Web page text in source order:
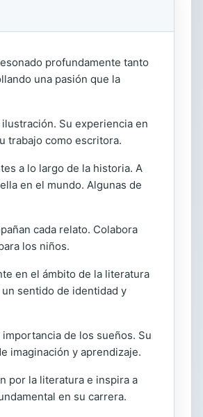
profundamente tanto
una pasión que la
Su experiencia en
trabajo como escritora.
a lo largo de la historia. A
en el mundo. Algunas de
cada relato. Colabora
los niños.
en el ámbito de la literatura
sentido de identidad y
de los sueños. Su
imaginación y aprendizaje.
por la literatura e inspira a
en su carrera.